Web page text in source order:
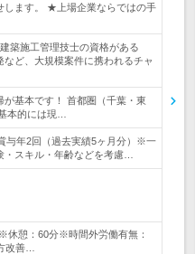
します。 ★上場企業ならではの手
築施工管理技士の資格がある
ど、大規模案件に携われるチャ
基本です！ 首都圏（千葉・東
本的には現…
与年2回（過去実績5ヶ月分）※一
スキル・年齢などを考慮…
休憩：60分※時間外労働有無：
改善…